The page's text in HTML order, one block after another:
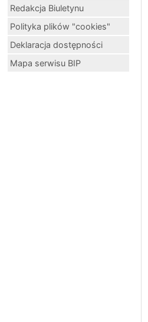
Redakcja Biuletynu
Polityka plików "cookies"
Deklaracja dostępności
Mapa serwisu BIP